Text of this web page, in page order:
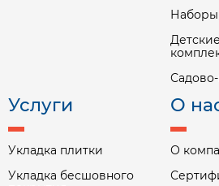
Наборы
Услуги
Укладка плитки
Укладка бесшовного
О
О